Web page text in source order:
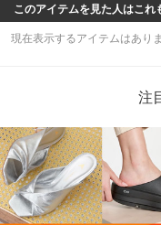
このアイテムを見た人はこれ
現在表示するアイテムはありま
注